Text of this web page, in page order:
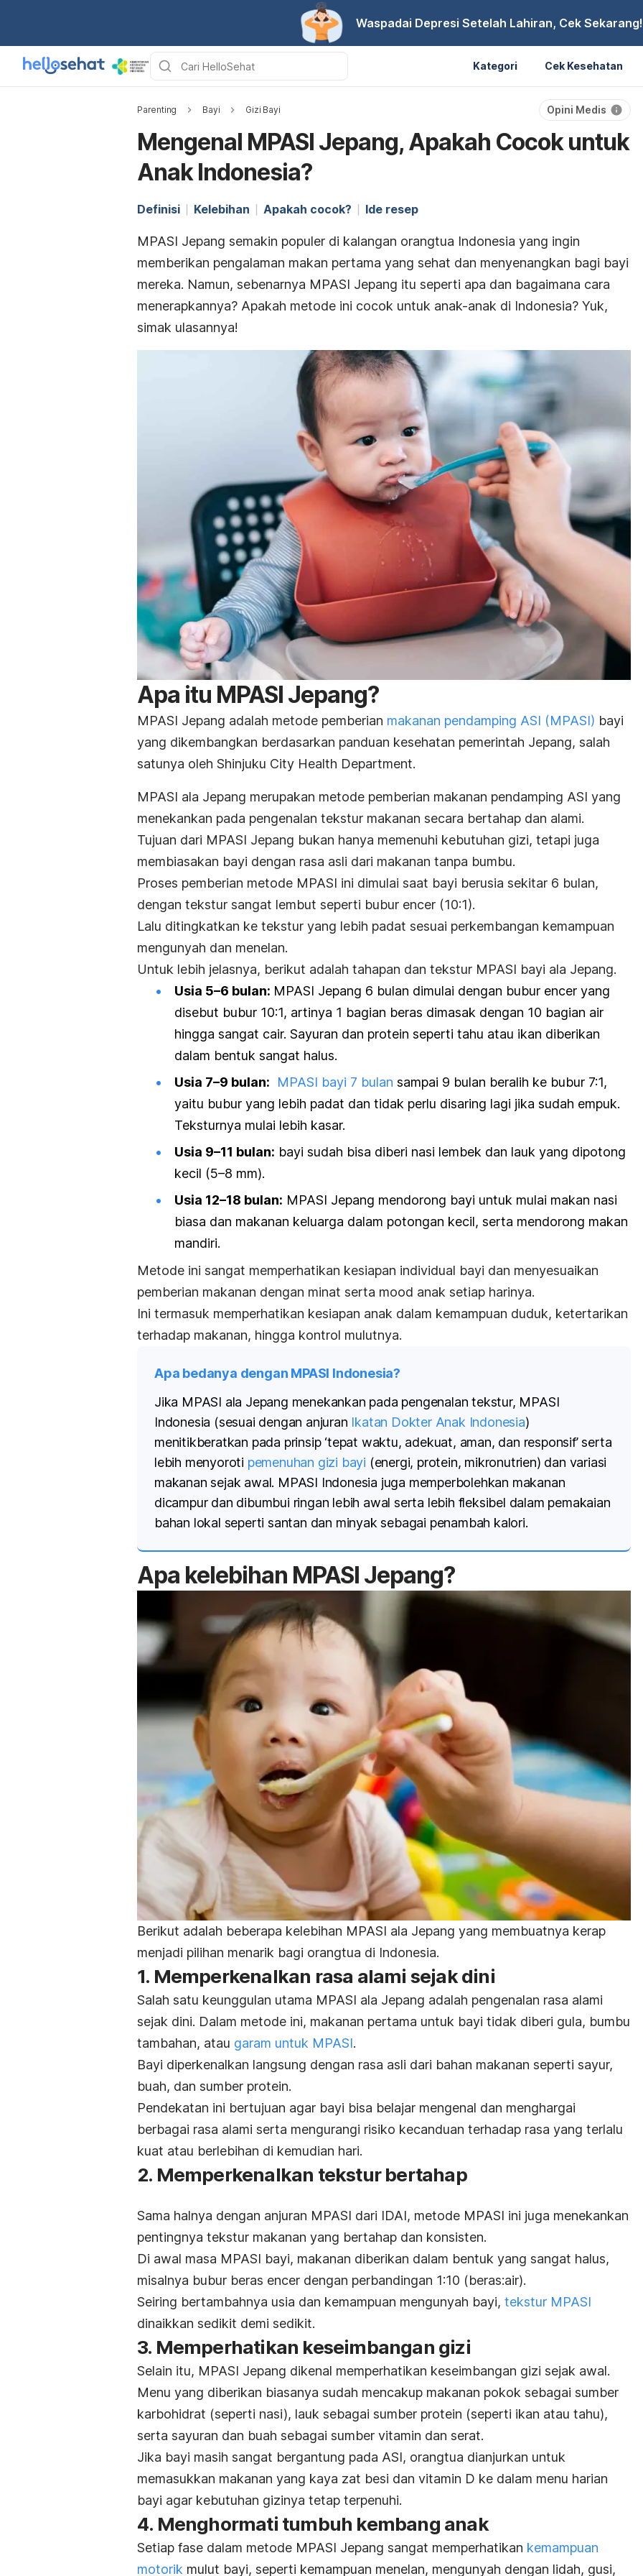
Waspadai Depresi Setelah Lahiran, Cek Sekarang!
Kategori Cek Kesehatan
Parenting Bayi Gizi Bayi Opini Medis
Mengenal MPASI Jepang, Apakah Cocok untuk
Anak Indonesia?
Definisi Kelebihan Apakah cocok? Ide resep
MPASI Jepang semakin populer di kalangan orangtua Indonesia yang ingin
memberikan pengalaman makan pertama yang sehat dan menyenangkan bagi bayi
mereka. Namun, sebenarnya MPASI Jepang itu seperti apa dan bagaimana cara
menerapkannya? Apakah metode ini cocok untuk anak-anak di Indonesia? Yuk,
simak ulasannya!
Apa itu MPASI Jepang?
MPASI Jepang adalah metode pemberian makanan pendamping ASI (MPASI) bayi
yang dikembangkan berdasarkan panduan kesehatan pemerintah Jepang, salah
satunya oleh Shinjuku City Health Department.
MPASI ala Jepang merupakan metode pemberian makanan pendamping ASI yang
menekankan pada pengenalan tekstur makanan secara bertahap dan alami.
Tujuan dari MPASI Jepang bukan hanya memenuhi kebutuhan gizi, tetapi juga
membiasakan bayi dengan rasa asli dari makanan tanpa bumbu.
Proses pemberian metode MPASI ini dimulai saat bayi berusia sekitar 6 bulan,
dengan tekstur sangat lembut seperti bubur encer (10:1).
Lalu ditingkatkan ke tekstur yang lebih padat sesuai perkembangan kemampuan
mengunyah dan menelan.
Untuk lebih jelasnya, berikut adalah tahapan dan tekstur MPASI bayi ala Jepang.
Usia 5–6 bulan: MPASI Jepang 6 bulan dimulai dengan bubur encer yang
disebut bubur 10:1, artinya 1 bagian beras dimasak dengan 10 bagian air
hingga sangat cair. Sayuran dan protein seperti tahu atau ikan diberikan
dalam bentuk sangat halus.
Usia 7–9 bulan: MPASI bayi 7 bulan sampai 9 bulan beralih ke bubur 7:1,
yaitu bubur yang lebih padat dan tidak perlu disaring lagi jika sudah empuk.
Teksturnya mulai lebih kasar.
Usia 9–11 bulan: bayi sudah bisa diberi nasi lembek dan lauk yang dipotong
kecil (5–8 mm).
Usia 12–18 bulan: MPASI Jepang mendorong bayi untuk mulai makan nasi
biasa dan makanan keluarga dalam potongan kecil, serta mendorong makan
mandiri.
Metode ini sangat memperhatikan kesiapan individual bayi dan menyesuaikan
pemberian makanan dengan minat serta mood anak setiap harinya.
Ini termasuk memperhatikan kesiapan anak dalam kemampuan duduk, ketertarikan
terhadap makanan, hingga kontrol mulutnya.
Apa bedanya dengan MPASI Indonesia?
Jika MPASI ala Jepang menekankan pada pengenalan tekstur, MPASI
Indonesia (sesuai dengan anjuran Ikatan Dokter Anak Indonesia)
menitikberatkan pada prinsip ‘tepat waktu, adekuat, aman, dan responsif’ serta
lebih menyoroti pemenuhan gizi bayi (energi, protein, mikronutrien) dan variasi
makanan sejak awal. MPASI Indonesia juga memperbolehkan makanan
dicampur dan dibumbui ringan lebih awal serta lebih fleksibel dalam pemakaian
bahan lokal seperti santan dan minyak sebagai penambah kalori.
Apa kelebihan MPASI Jepang?
Berikut adalah beberapa kelebihan MPASI ala Jepang yang membuatnya kerap
menjadi pilihan menarik bagi orangtua di Indonesia.
1. Memperkenalkan rasa alami sejak dini
Salah satu keunggulan utama MPASI ala Jepang adalah pengenalan rasa alami
sejak dini. Dalam metode ini, makanan pertama untuk bayi tidak diberi gula, bumbu
tambahan, atau garam untuk MPASI.
Bayi diperkenalkan langsung dengan rasa asli dari bahan makanan seperti sayur,
buah, dan sumber protein.
Pendekatan ini bertujuan agar bayi bisa belajar mengenal dan menghargai
berbagai rasa alami serta mengurangi risiko kecanduan terhadap rasa yang terlalu
kuat atau berlebihan di kemudian hari.
2. Memperkenalkan tekstur bertahap
Sama halnya dengan anjuran MPASI dari IDAI, metode MPASI ini juga menekankan
pentingnya tekstur makanan yang bertahap dan konsisten.
Di awal masa MPASI bayi, makanan diberikan dalam bentuk yang sangat halus,
misalnya bubur beras encer dengan perbandingan 1:10 (beras:air).
Seiring bertambahnya usia dan kemampuan mengunyah bayi, tekstur MPASI
dinaikkan sedikit demi sedikit.
3. Memperhatikan keseimbangan gizi
Selain itu, MPASI Jepang dikenal memperhatikan keseimbangan gizi sejak awal.
Menu yang diberikan biasanya sudah mencakup makanan pokok sebagai sumber
karbohidrat (seperti nasi), lauk sebagai sumber protein (seperti ikan atau tahu),
serta sayuran dan buah sebagai sumber vitamin dan serat.
Jika bayi masih sangat bergantung pada ASI, orangtua dianjurkan untuk
memasukkan makanan yang kaya zat besi dan vitamin D ke dalam menu harian
bayi agar kebutuhan gizinya tetap terpenuhi.
4. Menghormati tumbuh kembang anak
Setiap fase dalam metode MPASI Jepang sangat memperhatikan kemampuan
motorik mulut bayi, seperti kemampuan menelan, mengunyah dengan lidah, gusi,